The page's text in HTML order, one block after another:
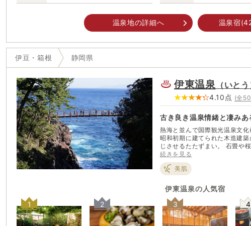
温泉地の詳細へ 温泉宿(
伊豆・箱根 静岡県
伊東温泉 （いとう
4.10 点 (全 50
古き良き温泉情緒と凄み
熱海と並んで国際観光温泉文
昭和初期に建てられた木造建
じさせるたたずまい。 石畳や
しながら古き良き時代の温泉
東祐親、日蓮上人ゆかりの史
夫妻などの文人が愛した街並み
飽きることを知らない魅力が
慢のお湯に浸かれば、時間を
せば絶景が広がる城ケ崎も。吊
続きを見る
美肌
伊東温泉の人気宿
1
2 3 4